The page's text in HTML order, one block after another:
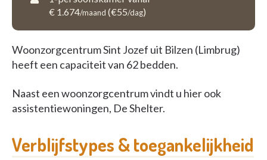
€ 1.674/maand (€55/dag)
Woonzorgcentrum Sint Jozef uit Bilzen (Limbrug)
heeft een capaciteit van 62 bedden.
Naast een woonzorgcentrum vindt u hier ook
assistentiewoningen, De Shelter.
Verblijfstypes & toegankelijkheid